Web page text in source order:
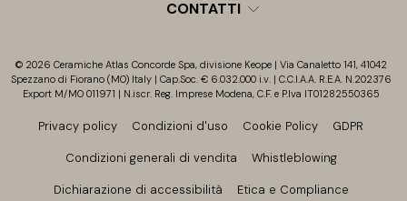
CONTATTI
© 2026 Ceramiche Atlas Concorde Spa, divisione Keope | Via Canaletto 141, 41042
Spezzano di Fiorano (MO) Italy | Cap.Soc. € 6.032.000 i.v. | C.C.I.A.A. R.E.A. N.202376
Export M/MO 011971 | N.iscr. Reg. Imprese Modena, C.F. e P.Iva IT01282550365
Privacy policy Condizioni d'uso Cookie Policy GDPR
Condizioni generali di vendita Whistleblowing
Dichiarazione di accessibilità Etica e Compliance